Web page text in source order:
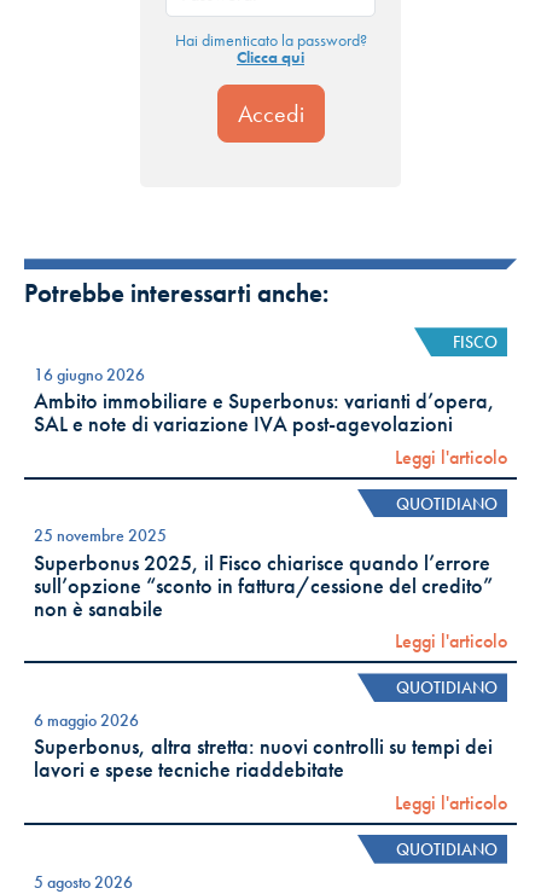
Hai dimenticato la password?
Clicca qui
Potrebbe interessarti anche:
FISCO
16 giugno 2026
Ambito immobiliare e Superbonus: varianti d’opera,
SAL e note di variazione IVA post-agevolazioni
Leggi l'articolo
QUOTIDIANO
25 novembre 2025
Superbonus 2025, il Fisco chiarisce quando l’errore
sull’opzione “sconto in fattura/cessione del credito”
non è sanabile
Leggi l'articolo
QUOTIDIANO
6 maggio 2026
Superbonus, altra stretta: nuovi controlli su tempi dei
lavori e spese tecniche riaddebitate
Leggi l'articolo
QUOTIDIANO
5 agosto 2026